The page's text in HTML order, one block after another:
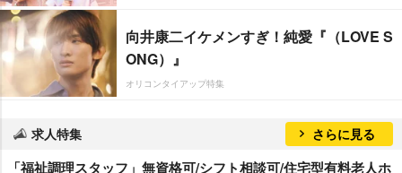
向井康二イケメンすぎ！純愛『（LOVE S
ONG）』
オリコンタイアップ特集
求人特集 さらに見る
「福祉調理スタッフ」無資格可/シフト相談可/住宅型有料老人ホ